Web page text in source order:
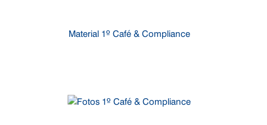
Material 1º Café & Compliance